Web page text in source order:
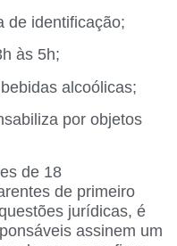
de identificação;
às 5h;
alcoólicas;
por objetos
de 18
de primeiro
jurídicas, é
assinem um